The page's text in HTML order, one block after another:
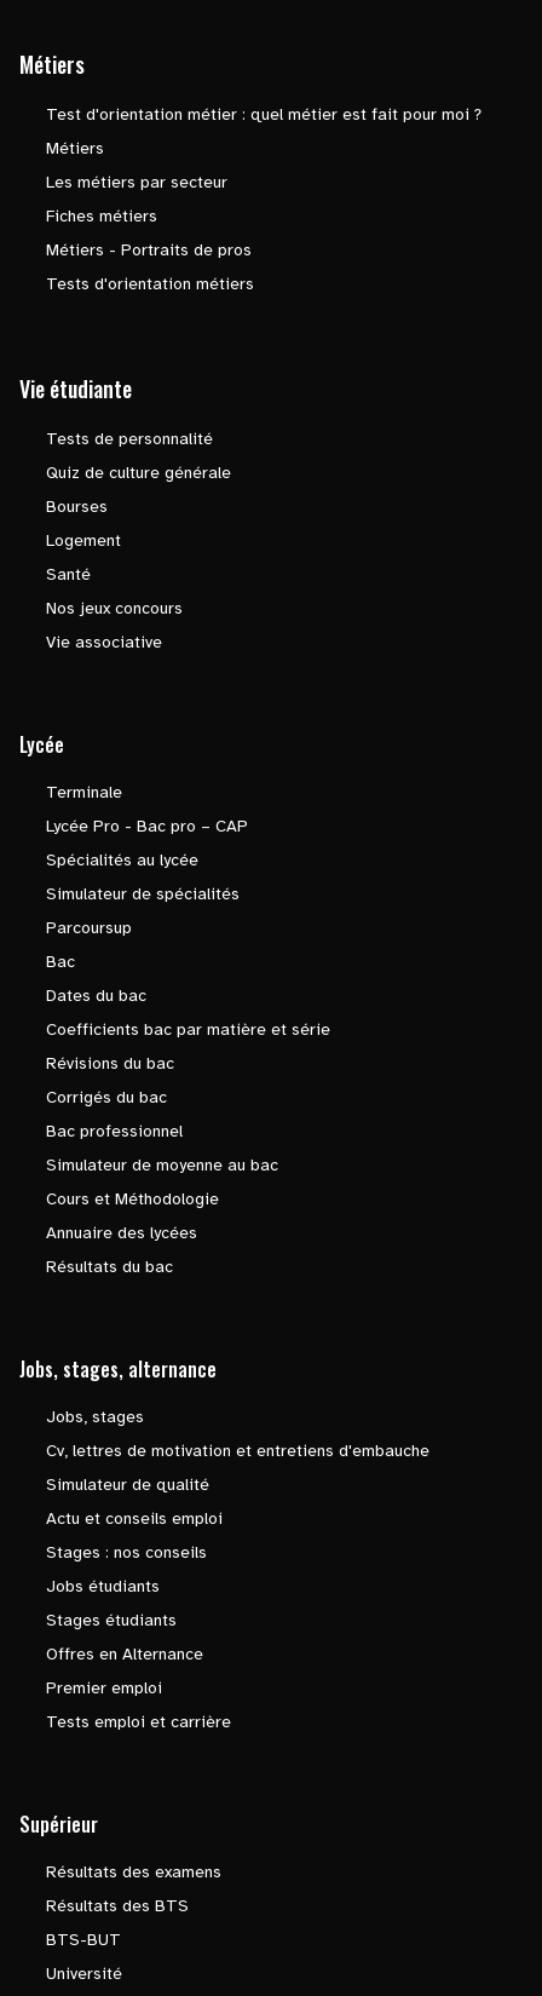
Métiers
Test d'orientation métier : quel métier est fait pour moi ?
Métiers
Les métiers par secteur
Fiches métiers
Métiers - Portraits de pros
Tests d'orientation métiers
Vie étudiante
Tests de personnalité
Quiz de culture générale
Bourses
Logement
Santé
Nos jeux concours
Vie associative
Lycée
Terminale
Lycée Pro - Bac pro – CAP
Spécialités au lycée
Simulateur de spécialités
Parcoursup
Bac
Dates du bac
Coefficients bac par matière et série
Révisions du bac
Corrigés du bac
Bac professionnel
Simulateur de moyenne au bac
Cours et Méthodologie
Annuaire des lycées
Résultats du bac
Jobs, stages, alternance
Jobs, stages
Cv, lettres de motivation et entretiens d'embauche
Simulateur de qualité
Actu et conseils emploi
Stages : nos conseils
Jobs étudiants
Stages étudiants
Offres en Alternance
Premier emploi
Tests emploi et carrière
Supérieur
Résultats des examens
Résultats des BTS
BTS-BUT
Université